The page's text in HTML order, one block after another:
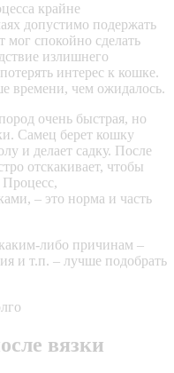
крайне
допустимо подержать
спокойно сделать
излишнего
интерес к кошке.
времени, чем ожидалось.
очень быстрая, но
Самец берет кошку
и делает садку. После
отскакивает, чтобы
Процесс,
– это норма и часть
либо причинам –
и т.п. – лучше подобрать
вязки